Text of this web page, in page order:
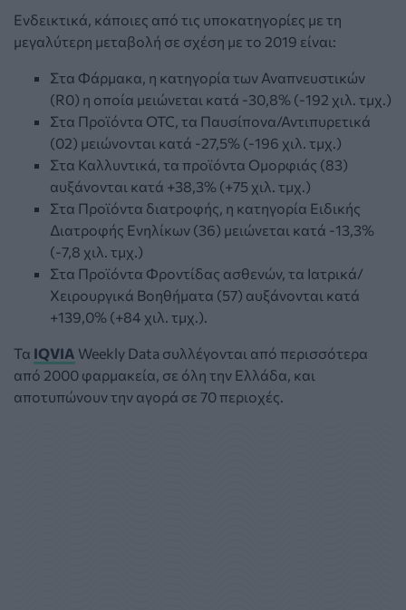
Ενδεικτικά, κάποιες από τις υποκατηγορίες με τη
μεγαλύτερη μεταβολή σε σχέση με το 2019 είναι:
Στα Φάρμακα, η κατηγορία των Αναπνευστικών
(R0) η οποία μειώνεται κατά -30,8% (-192 χιλ. τμχ.)
Στα Προϊόντα OTC, τα Παυσίπονα/Αντιπυρετικά
(02) μειώνονται κατά -27,5% (-196 χιλ. τμχ.)
Στα Καλλυντικά, τα προϊόντα Ομορφιάς (83)
αυξάνονται κατά +38,3% (+75 χιλ. τμχ.)
Στα Προϊόντα διατροφής, η κατηγορία Ειδικής
Διατροφής Ενηλίκων (36) μειώνεται κατά -13,3%
(-7,8 χιλ. τμχ.)
Στα Προϊόντα Φροντίδας ασθενών, τα Ιατρικά/
Χειρουργικά Βοηθήματα (57) αυξάνονται κατά
+139,0% (+84 χιλ. τμχ.).
Τα IQVIA Weekly Data συλλέγονται από περισσότερα
από 2000 φαρμακεία, σε όλη την Ελλάδα, και
αποτυπώνουν την αγορά σε 70 περιοχές.